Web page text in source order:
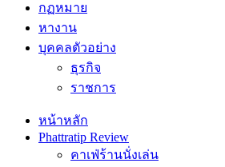
กฏหมาย
หางาน
บุคคลตัวอย่าง
ธุรกิจ
ราชการ
หน้าหลัก
Phattratip Review
คาเฟ่ร้านนั่งเล่น